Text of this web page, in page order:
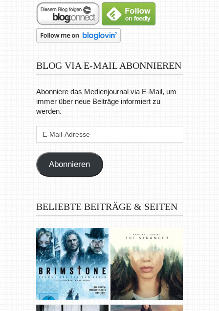
BLOG VIA E-MAIL ABONNIEREN
Abonniere das Medienjournal via E-Mail, um
immer über neue Beiträge informiert zu
werden.
Abonnieren
BELIEBTE BEITRÄGE & SEITEN